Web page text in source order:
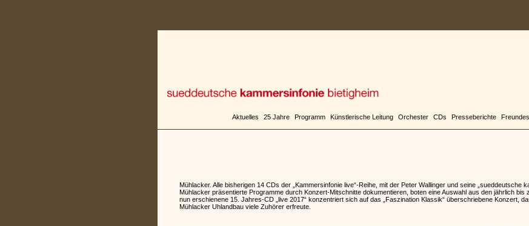
Aktuelles 25 Jahre Programm Künstlerische Leitung Orchester CDs Presseberichte
Mühlacker. Alle bisherigen 14 CDs der „Kammersinfonie live“-Reihe, mit der Peter Wallinger und seine „sueddeutsche
Mühlacker präsentierte Programme durch Konzert-Mitschnitte dokumentieren, boten eine Auswahl aus den jährlich bis
nun erschienene 15. Jahres-CD „live 2017“ konzentriert sich auf das „Faszination Klassik“ überschriebene Konzert,
Mühlacker Uhlandbau viele Zuhörer erfreute.